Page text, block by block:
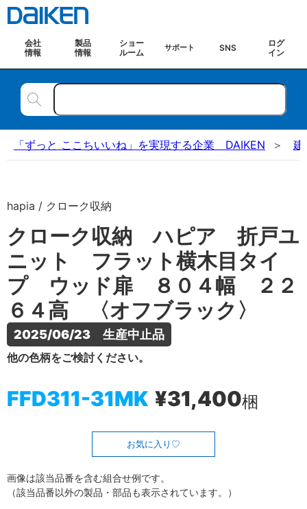
会社
情報
製品
情報
ショー
ルーム
サポート SNS
ログ
イン
「ずっと ここちいいね」を実現する企業 DAIKEN 建
hapia / クローク収納
クローク収納 ハピア 折戸ユ
ニット フラット横木目タイ
プ ウッド扉 ８０４幅 ２２
６４高 〈オフブラック〉
2025/06/23　生産中止品
他の色柄をご検討ください。
FFD311-31MK ¥31,400梱
お気に入り
画像は該当品番を含む組合せ例です。
（該当品番以外の製品・部品も表示されています。）